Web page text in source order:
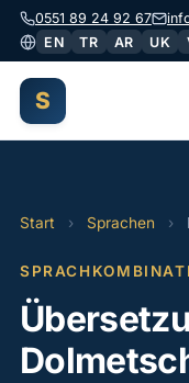
0551 89 24 92 67
EN
TR AR UK
S
Start › Sprachen ›